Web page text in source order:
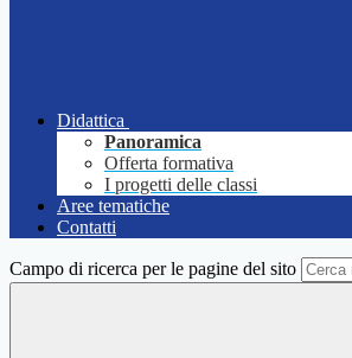
Didattica
Panoramica
Offerta formativa
I progetti delle classi
Aree tematiche
Contatti
Campo di ricerca per le pagine del sito